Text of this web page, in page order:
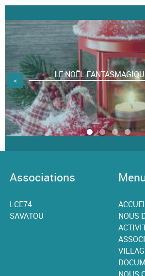
LE NOËL
<
Associations
LCE74
SAVATOU
NOUS